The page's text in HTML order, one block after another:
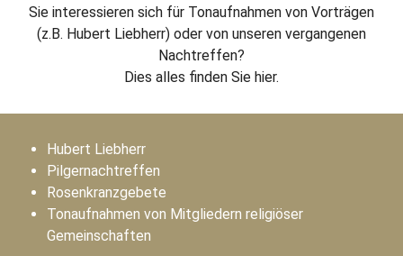
Sie interessieren sich für Tonaufnahmen von Vorträgen
(z.B. Hubert Liebherr) oder von unseren vergangenen
Nachtreffen?
Dies alles finden Sie hier.
Hubert Liebherr
Pilgernachtreffen
Rosenkranzgebete
Tonaufnahmen von Mitgliedern religiöser
Gemeinschaften